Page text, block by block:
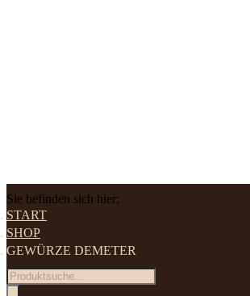
Sie befinden sich hier:
START
SHOP
GEWÜRZE DEMETER
Products
search